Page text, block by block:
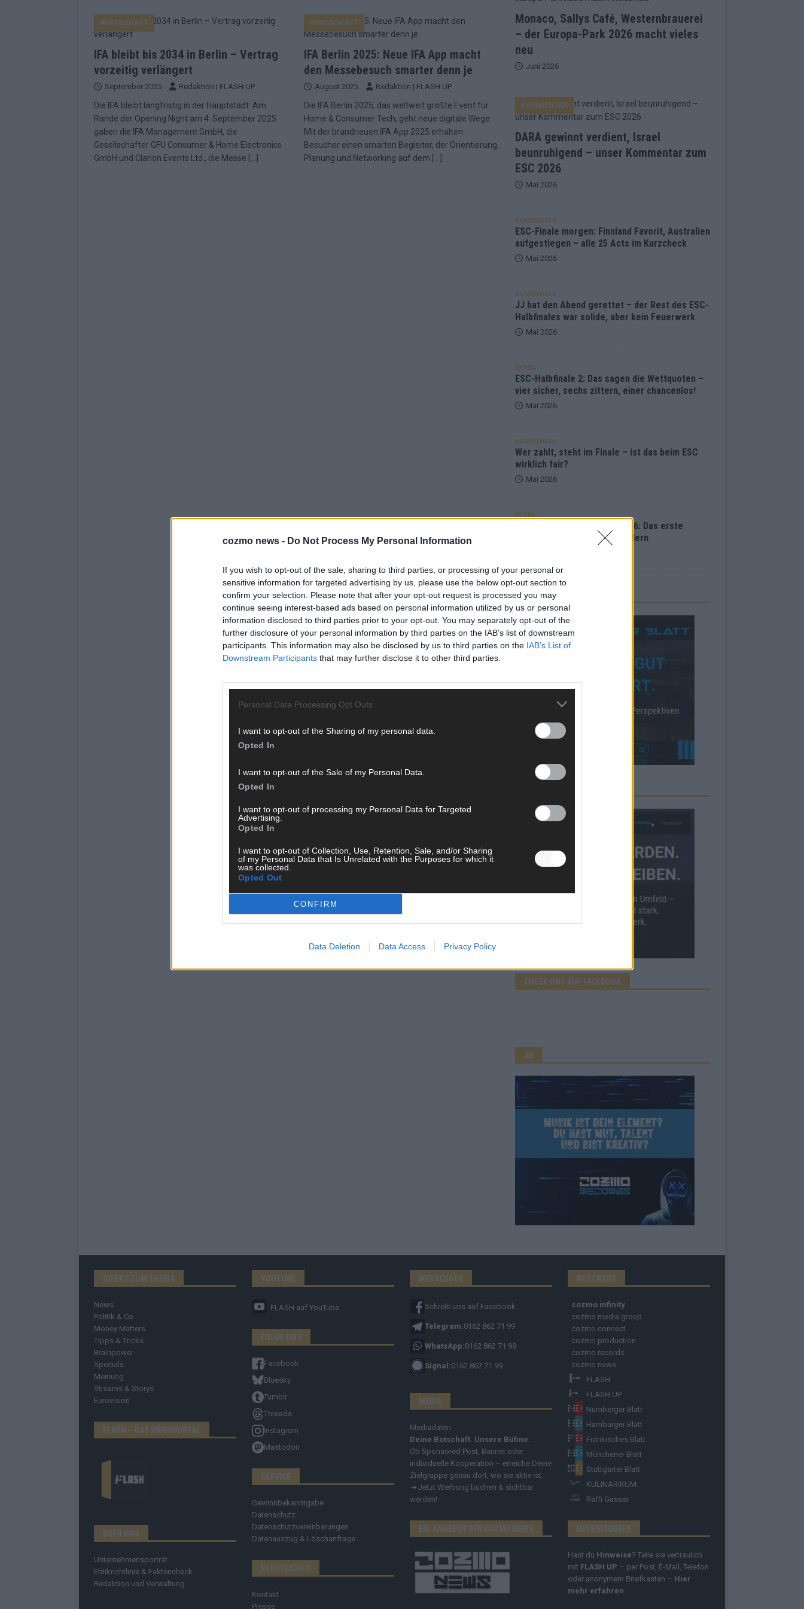
cozmo news - Do Not Process My Personal Information
If you wish to opt-out of the sale, sharing to third parties, or processing of your personal or
sensitive information for targeted advertising by us, please use the below opt-out section to
confirm your selection. Please note that after your opt-out request is processed you may
continue seeing interest-based ads based on personal information utilized by us or personal
information disclosed to third parties prior to your opt-out. You may separately opt-out of the
further disclosure of your personal information by third parties on the IAB’s list of downstream
participants. This information may also be disclosed by us to third parties on the IAB’s List of
Downstream Participants that may further disclose it to other third parties.
Personal Data Processing Opt Outs
I want to opt-out of the Sharing of my personal data.
Opted In
I want to opt-out of the Sale of my Personal Data.
Opted In
I want to opt-out of processing my Personal Data for Targeted
Advertising.
Opted In
I want to opt-out of Collection, Use, Retention, Sale, and/or Sharing
of my Personal Data that Is Unrelated with the Purposes for which it
was collected.
Opted Out
CONFIRM
Data Deletion Data Access Privacy Policy
[ Mai 2026 ] „Douze Points“ – wie eine Zahl zur Ikone wurde: 70 Jahre ESC-Wertungsgeschichte!
[ Mai 2026 ] Das ESC-Finale ist komplett – 26 Länder wollen den Sieg in Wien EUROVISION
[ Mai 2026 ] JJ hat den Abend gerettet – der Rest des ESC-Halbfinales war solide, aber kein Feuerwerk
KOMMENTAR
[ Mai 2026 ] ESC-Halbfinale 2: Das sagen die Wettquoten – vier sicher, sechs zittern, einer chancenlos!
EXTRA
WIRTSCHAFT
IFA bleibt bis 2034 in Berlin – Vertrag
vorzeitig verlängert
September 2025 Redaktion | FLASH UP
Die IFA bleibt langfristig in der Hauptstadt: Am
Rande der Opening Night am 4. September 2025
gaben die IFA Management GmbH, die
Gesellschafter GFU Consumer & Home Electronics
GmbH und Clarion Events Ltd., die Messe
WIRTSCHAFT
IFA Berlin 2025: Neue IFA App macht
den Messebesuch smarter denn je
August 2025 Redaktion | FLASH UP
Die IFA Berlin 2025, das weltweit größte Event für
Home & Consumer Tech, geht neue digitale Wege:
Mit der brandneuen IFA App 2025 erhalten
Besucher einen smarten Begleiter, der Orientierung,
Planung und Networking auf dem
Monaco, Sallys Café, Westernbrauerei
– der Europa-Park 2026 macht vieles
neu
Juni 2026
DARA gewinnt verdient, Israel
beunruhigend – unser Kommentar zum
ESC 2026
KOMMENTAR
Mai 2026
KOMMENTAR
ESC-Finale morgen: Finnland Favorit, Australien
aufgestiegen – alle 25 Acts im Kurzcheck
Mai 2026
KOMMENTAR
JJ hat den Abend gerettet – der Rest des ESC-
Halbfinales war solide, aber kein Feuerwerk
Mai 2026
EXTRA
ESC-Halbfinale 2: Das sagen die Wettquoten –
vier sicher, sechs zittern, einer chancenlos!
Mai 2026
KOMMENTAR
Wer zahlt, steht im Finale – ist das beim ESC
wirklich fair?
Mai 2026
EXTRA
Eurovision Song Contest 2026: Das erste
Halbfinale – der Abend in Bildern
AD
CHECK UNS AUF FACEBOOK
AD
DIREKT ZUM THEMA
News
Politik & Co
Money Matters
Tipps & Tricks
Brainpower
Specials
Meinung
Streams & Storys
Eurovision
FLASH – DAS VIDEOPORTAL
ÜBER UNS
Unternehmensporträt
Ehtikrichtlinie & Faktencheck
Redaktion und Verwaltung
YOUTUBE
FLASH auf YouTube
FOLGE UNS
Facebook
Bluesky
Tumblr
Threads
Instagram
Mastodon
SERVICE
Gewinnbekanntgabe
Datenschutz
Datenschutzvereinbarungen
Datenauszug & Löschanfrage
RECHTLICHES
Kontakt
Presse
MESSENGER
Schreib uns auf Facebook
Telegram:0162 862 71 99
WhatsApp:0162 862 71 99
Signal:0162 862 71 99
MEDIA
Mediadaten
Deine Botschaft. Unsere Bühne.
Ob Sponsored Post, Banner oder
individuelle Kooperation – erreiche Deine
Zielgruppe genau dort, wo sie aktiv ist.
➔ Jetzt Werbung buchen & sichtbar
werden!
EIN ANGEBOT DER COZMO NEWS
NETZWERK
cozmo infinity
cozmo media group
cozmo connect
cozmo production
cozmo records
cozmo news
FLASH
FLASH UP
Nürnberger Blatt
Hamburger Blatt
Fränkisches Blatt
Münchener Blatt
Stuttgarter Blatt
KULINARIKUM.
Raffi Gasser
HINWEISGEBER
Hast du Hinweise? Teile sie vertraulich
mit FLASH UP – per Post, E-Mail, Telefon
oder anonymem Briefkasten – Hier
mehr erfahren.